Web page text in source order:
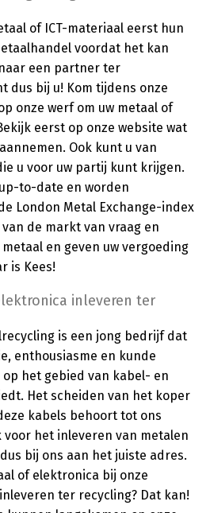
of ICT-materiaal eerst hun
voordat het kan
een partner ter
dus bij u! Kom tijdens onze
onze werf om uw metaal of
eerst op onze website wat
Ook kunt u van
u voor uw partij kunt krijgen.
to-date en worden
London Metal Exchange-index
de markt van vraag en
en geven uw vergoeding
is Kees!
inleveren ter
is een jong bedrijf dat
enthousiasme en kunde
het gebied van kabel- en
Het scheiden van het koper
kabels behoort tot ons
voor het inleveren van metalen
bij ons aan het juiste adres.
of elektronica bij onze
ter recycling? Dat kan!